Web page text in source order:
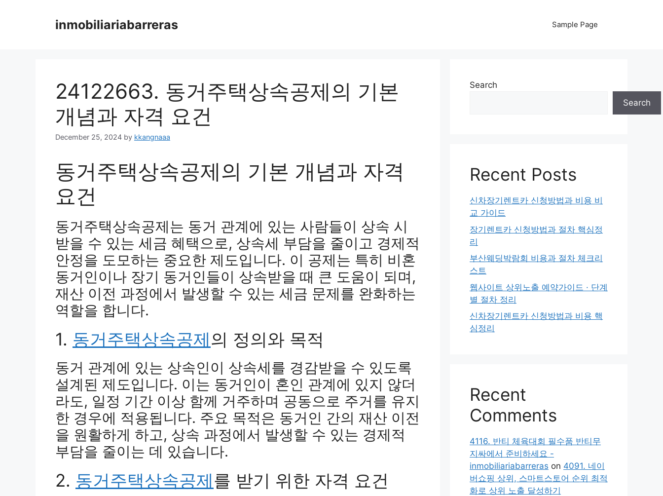
inmobiliariabarreras Sample Page
24122663. 동거주택상속공제의 기본
개념과 자격 요건
December 25, 2024 by kkangnaaa
동거주택상속공제의 기본 개념과 자격
요건
동거주택상속공제는 동거 관계에 있는 사람들이 상속 시
받을 수 있는 세금 혜택으로, 상속세 부담을 줄이고 경제적
안정을 도모하는 중요한 제도입니다. 이 공제는 특히 비혼
동거인이나 장기 동거인들이 상속받을 때 큰 도움이 되며,
재산 이전 과정에서 발생할 수 있는 세금 문제를 완화하는
역할을 합니다.
1. 동거주택상속공제의 정의와 목적
동거 관계에 있는 상속인이 상속세를 경감받을 수 있도록
설계된 제도입니다. 이는 동거인이 혼인 관계에 있지 않더
라도, 일정 기간 이상 함께 거주하며 공동으로 주거를 유지
한 경우에 적용됩니다. 주요 목적은 동거인 간의 재산 이전
을 원활하게 하고, 상속 과정에서 발생할 수 있는 경제적
부담을 줄이는 데 있습니다.
2. 동거주택상속공제를 받기 위한 자격 요건
Search
Search
Recent Posts
신차장기렌트카 신청방법과 비용 비
교 가이드
장기렌트카 신청방법과 절차 핵심정
리
부산웨딩박람회 비용과 절차 체크리
스트
웹사이트 상위노출 예약가이드 · 단계
별 절차 정리
신차장기렌트카 신청방법과 비용 핵
심정리
Recent
Comments
4116. 반티 체육대회 필수품 반티무
지싸에서 준비하세요 -
inmobiliariabarreras on 4091. 네이
버쇼핑 상위, 스마트스토어 순위 최적
화로 상위 노출 달성하기